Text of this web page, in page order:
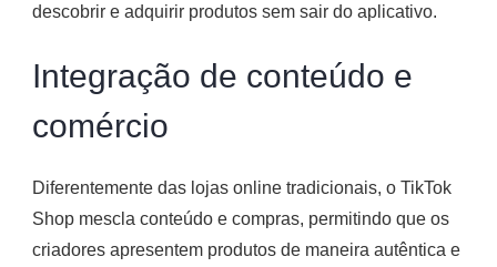
descobrir e adquirir produtos sem sair do aplicativo.
Integração de conteúdo e
comércio
Diferentemente das lojas online tradicionais, o TikTok
Shop mescla conteúdo e compras, permitindo que os
criadores apresentem produtos de maneira autêntica e